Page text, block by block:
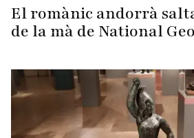
El romànic andorrà
de la mà de National